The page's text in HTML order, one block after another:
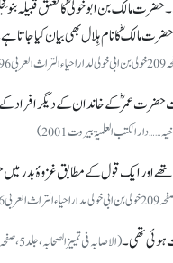
مالک بن ابو خولیؓ کا تعلق
مالکؓ کا نام ہِلال بھی بیان کیا جاتا
عمرؓ کے خاندان کے دیگر افراد کے
اور ایک قول کے مطابق غزوۂ بدر
ہوئی تھی۔(الاصابہ فی تمییز الصحابہ، جلد 5، صفحہ533، مالک بن ابی خولی، دارالکتب العلمیہ، بیروت2005)